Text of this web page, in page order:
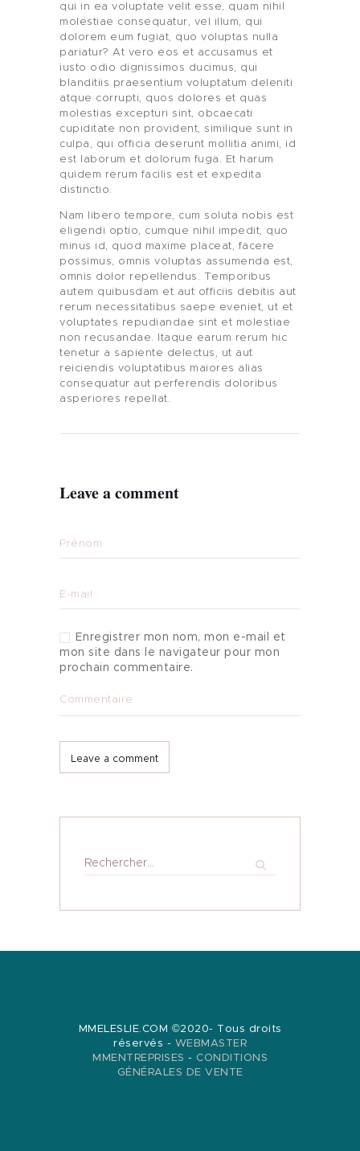
ML CONSULTING
ACCOMPAGNEMENT
BOUTIQUE
AUDITS
BRANDING
qui in ea voluptate velit esse, quam nihil
molestiae consequatur, vel illum, qui
dolorem eum fugiat, quo voluptas nulla
pariatur? At vero eos et accusamus et
iusto odio dignissimos ducimus, qui
blanditiis praesentium voluptatum deleniti
atque corrupti, quos dolores et quas
molestias excepturi sint, obcaecati
cupiditate non provident, similique sunt in
culpa, qui officia deserunt mollitia animi, id
est laborum et dolorum fuga. Et harum
quidem rerum facilis est et expedita
distinctio.
Nam libero tempore, cum soluta nobis est
eligendi optio, cumque nihil impedit, quo
minus id, quod maxime placeat, facere
possimus, omnis voluptas assumenda est,
omnis dolor repellendus. Temporibus
autem quibusdam et aut officiis debitis aut
rerum necessitatibus saepe eveniet, ut et
voluptates repudiandae sint et molestiae
non recusandae. Itaque earum rerum hic
tenetur a sapiente delectus, ut aut
reiciendis voluptatibus maiores alias
consequatur aut perferendis doloribus
asperiores repellat.
Leave a comment
Prénom
E-mail
Enregistrer mon nom, mon e-mail et
mon site dans le navigateur pour mon
prochain commentaire.
Commentaire
Rechercher :
MMELESLIE.COM ©2020- Tous droits
réservés - WEBMASTER
MMENTREPRISES - CONDITIONS
GÉNÉRALES DE VENTE